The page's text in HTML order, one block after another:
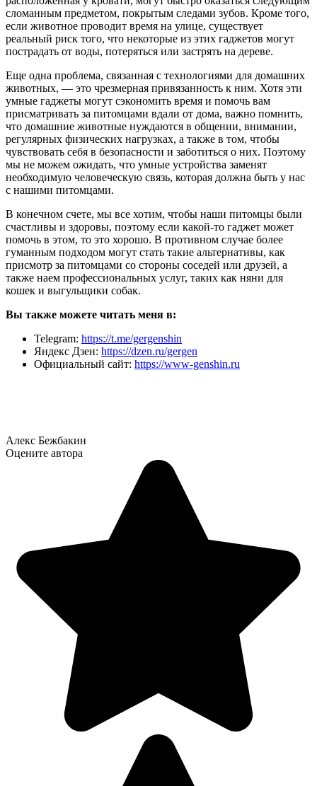
сломанным предметом, покрытым следами зубов. Кроме того,
если животное проводит время на улице, существует
реальный риск того, что некоторые из этих гаджетов могут
пострадать от воды, потеряться или застрять на дереве.
Еще одна проблема, связанная с технологиями для домашних
животных, — это чрезмерная привязанность к ним. Хотя эти
умные гаджеты могут сэкономить время и помочь вам
присматривать за питомцами вдали от дома, важно помнить,
что домашние животные нуждаются в общении, внимании,
регулярных физических нагрузках, а также в том, чтобы
чувствовать себя в безопасности и заботиться о них. Поэтому
мы не можем ожидать, что умные устройства заменят
необходимую человеческую связь, которая должна быть у нас
с нашими питомцами.
В конечном счете, мы все хотим, чтобы наши питомцы были
счастливы и здоровы, поэтому если какой-то гаджет может
помочь в этом, то это хорошо. В противном случае более
гуманным подходом могут стать такие альтернативы, как
присмотр за питомцами со стороны соседей или друзей, а
также наем профессиональных услуг, таких как няни для
кошек и выгульщики собак.
Вы также можете читать меня в:
Telegram: https://t.me/gergenshin
Яндекс Дзен: https://dzen.ru/gergen
Официальный сайт: https://www-genshin.ru
Алекс Бежбакин
Оцените автора